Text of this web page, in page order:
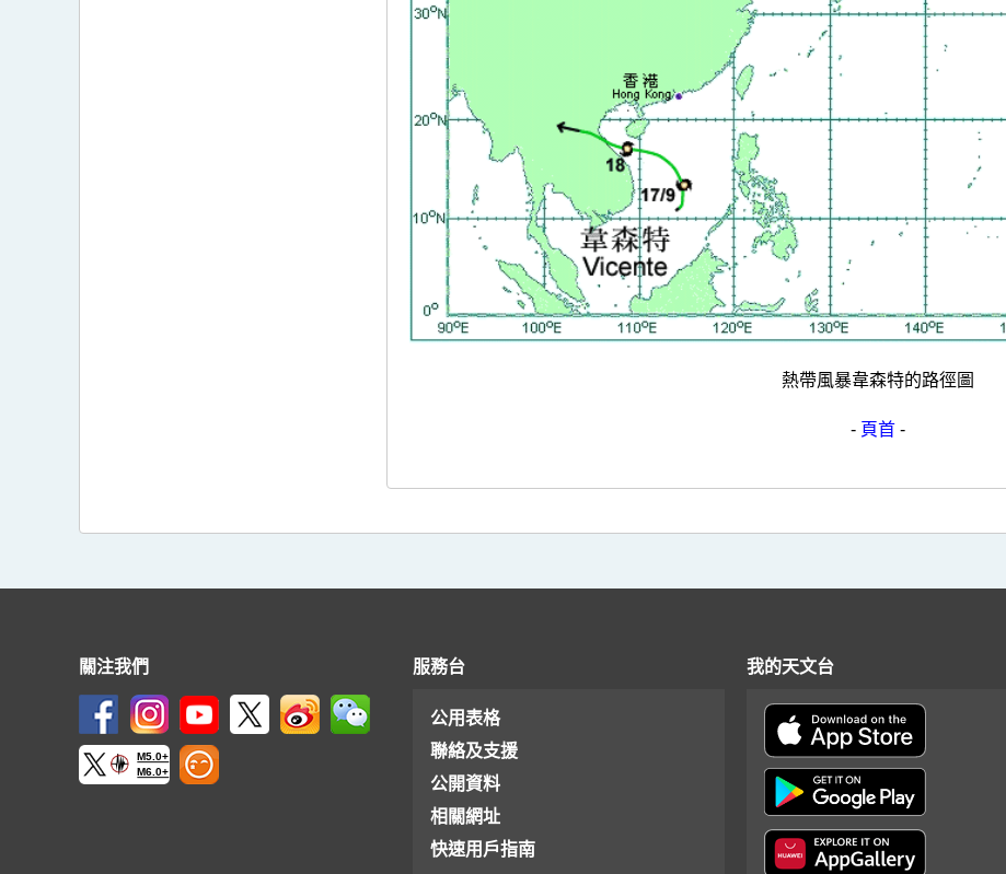
熱帶風暴韋森特的路徑圖
- 頁首 -
關注我們
M5.0+
M6.0+
服務台
公用表格
聯絡及支援
公開資料
相關網址
快速用戶指南
我的天文台